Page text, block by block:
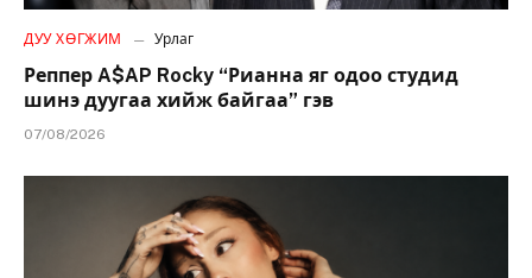
ДУУ ХӨГЖИМ Урлаг
Реппер A$AP Rocky “Рианна яг одоо студид
шинэ дуугаа хийж байгаа” гэв
07/08/2026